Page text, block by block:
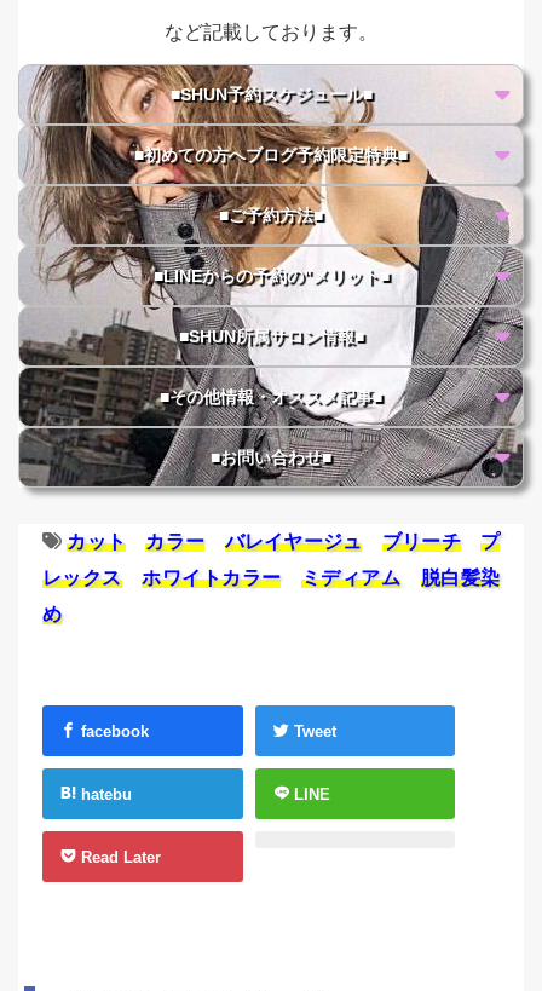
など記載しております。
■SHUN予約スケジュール■
■初めての方へブログ予約限定特典■
■ご予約方法■
■LINEからの予約の"メリット■
■SHUN所属サロン情報■
■その他情報・オススメ記事■
■お問い合わせ■
カット カラー バレイヤージュ ブリーチ
プ
レックス
ホワイトカラー ミディアム
脱白髪染
め
facebook Tweet
hatebu LINE
Read Later